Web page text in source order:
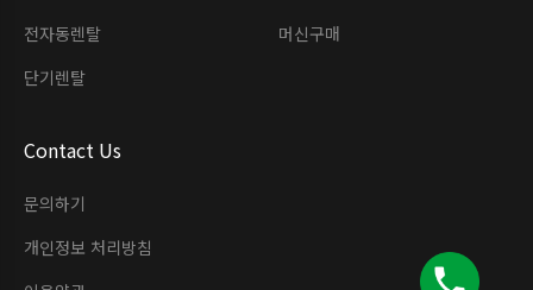
전자동렌탈
단기렌탈
머신구매
Contact Us
문의하기
개인정보 처리방침